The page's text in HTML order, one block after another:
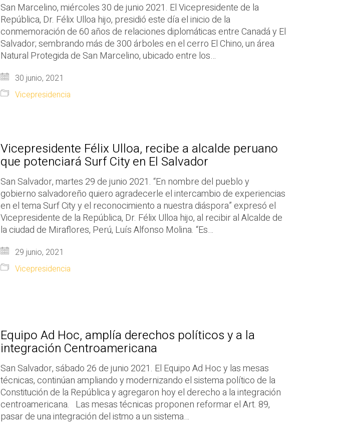
San Marcelino, miércoles 30 de junio 2021. El Vicepresidente de la
República, Dr. Félix Ulloa hijo, presidió este día el inicio de la
conmemoración de 60 años de relaciones diplomáticas entre Canadá y El
Salvador; sembrando más de 300 árboles en el cerro El Chino, un área
Natural Protegida de San Marcelino, ubicado entre los…
30 junio, 2021
Vicepresidencia
Vicepresidente Félix Ulloa, recibe a alcalde peruano
que potenciará Surf City en El Salvador
San Salvador, martes 29 de junio 2021. “En nombre del pueblo y
gobierno salvadoreño quiero agradecerle el intercambio de experiencias
en el tema Surf City y el reconocimiento a nuestra diáspora” expresó el
Vicepresidente de la República, Dr. Félix Ulloa hijo, al recibir al Alcalde de
la ciudad de Miraflores, Perú, Luís Alfonso Molina. “Es…
29 junio, 2021
Vicepresidencia
Equipo Ad Hoc, amplía derechos políticos y a la
integración Centroamericana
San Salvador, sábado 26 de junio 2021. El Equipo Ad Hoc y las mesas
técnicas, continúan ampliando y modernizando el sistema político de la
Constitución de la República y agregaron hoy el derecho a la integración
centroamericana. Las mesas técnicas proponen reformar el Art. 89,
pasar de una integración del istmo a un sistema…